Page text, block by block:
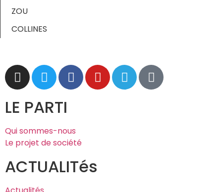
ZOU
COLLINES
LE PARTI
Qui sommes-nous
Le projet de société
ACTUALITés